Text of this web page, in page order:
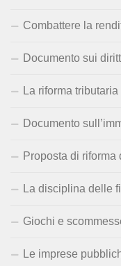
Combattere la
Documento sui
La riforma tributaria
Documento
Proposta di
La disciplina delle
Giochi e
Le imprese